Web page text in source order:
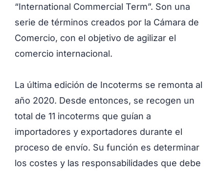
“International Commercial Term”. Son una
serie de términos creados por la Cámara de
Comercio, con el objetivo de agilizar el
comercio internacional.
La última edición de Incoterms se remonta al
año 2020. Desde entonces, se recogen un
total de 11 incoterms que guían a
importadores y exportadores durante el
proceso de envío. Su función es determinar
los costes y las responsabilidades que debe